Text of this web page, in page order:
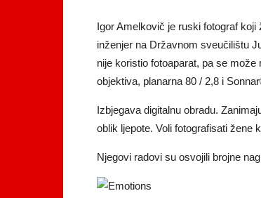
Igor Amelkovič je ruski fotograf
inženjer na Državnom sveučilištu
nije koristio fotoaparat, pa se
objektiva, planarna 80 / 2,8 i
Izbjegava digitalnu obradu.
oblik ljepote. Voli fotografisati žene
Njegovi radovi su osvojili brojne